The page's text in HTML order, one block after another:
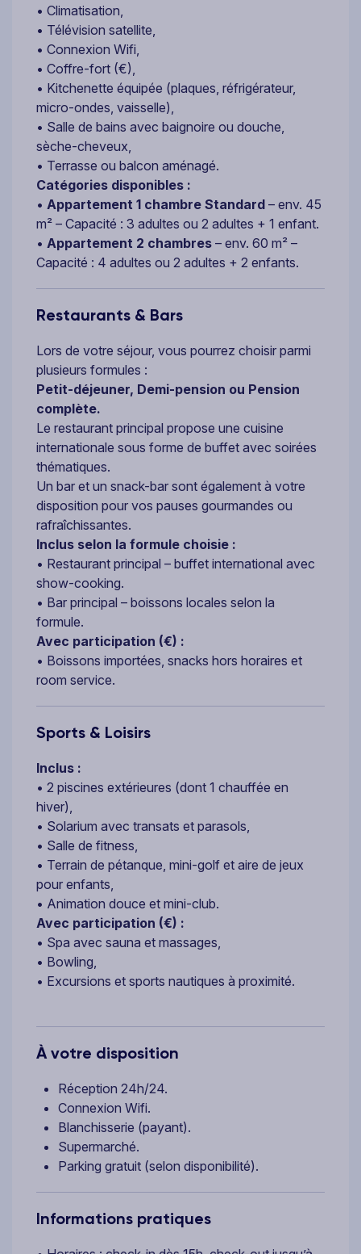
• Climatisation,
• Télévision satellite,
• Connexion Wifi,
• Coffre-fort (€),
• Kitchenette équipée (plaques, réfrigérateur,
micro-ondes, vaisselle),
• Salle de bains avec baignoire ou douche,
sèche-cheveux,
• Terrasse ou balcon aménagé.
Catégories disponibles :
• Appartement 1 chambre Standard – env. 45
m² – Capacité : 3 adultes ou 2 adultes + 1 enfant.
• Appartement 2 chambres – env. 60 m² –
Capacité : 4 adultes ou 2 adultes + 2 enfants.
Restaurants & Bars
Lors de votre séjour, vous pourrez choisir parmi
plusieurs formules :
Petit-déjeuner, Demi-pension ou Pension
complète.
Le restaurant principal propose une cuisine
internationale sous forme de buffet avec soirées
thématiques.
Un bar et un snack-bar sont également à votre
disposition pour vos pauses gourmandes ou
rafraîchissantes.
Inclus selon la formule choisie :
• Restaurant principal – buffet international avec
show-cooking.
• Bar principal – boissons locales selon la
formule.
Avec participation (€) :
• Boissons importées, snacks hors horaires et
room service.
Sports & Loisirs
Inclus :
• 2 piscines extérieures (dont 1 chauffée en
hiver),
• Solarium avec transats et parasols,
• Salle de fitness,
• Terrain de pétanque, mini-golf et aire de jeux
pour enfants,
• Animation douce et mini-club.
Avec participation (€) :
• Spa avec sauna et massages,
• Bowling,
• Excursions et sports nautiques à proximité.
À votre disposition
Réception 24h/24.
Connexion Wifi.
Blanchisserie (payant).
Supermarché.
Parking gratuit (selon disponibilité).
Informations pratiques